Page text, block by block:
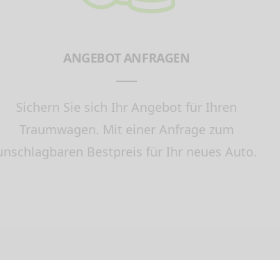
ANGEBOT ANFRAGEN
Sichern Sie sich Ihr Angebot für Ihren
Traumwagen. Mit einer Anfrage zum
Bestpreis für Ihr neues Auto.